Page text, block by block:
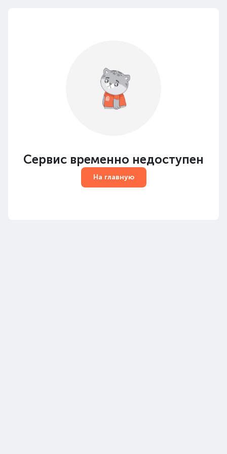
Сервис временно недоступен
На главную